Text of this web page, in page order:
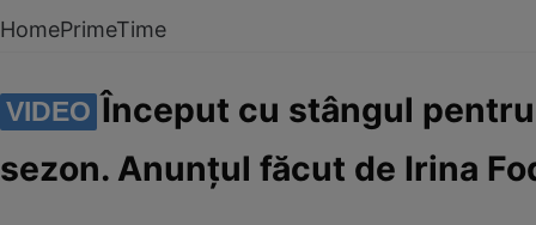
HomePrimeTime
VIDEO Început cu stângul
sezon. Anunțul făcut de Irina